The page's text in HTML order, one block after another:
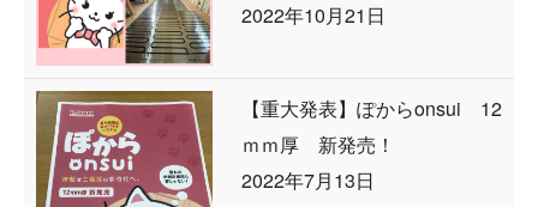
2022年10月21日
【重大発表】ぽからonsui 12
ｍｍ厚 新発売！
2022年7月13日